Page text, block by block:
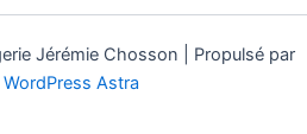
Jérémie Chosson | Propulsé par
Astra